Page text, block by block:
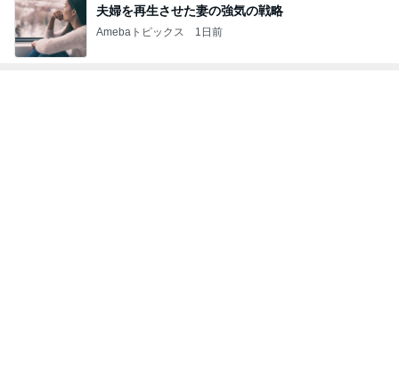
夫婦を再生させた妻の強気の戦略
Amebaトピックス 1日前